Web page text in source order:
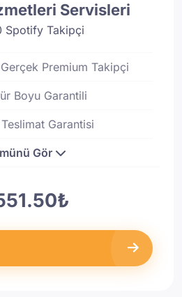
Servisleri
Spotify Takipçi
Premium Takipçi
Boyu Garantili
Teslimat Garantisi
Gör